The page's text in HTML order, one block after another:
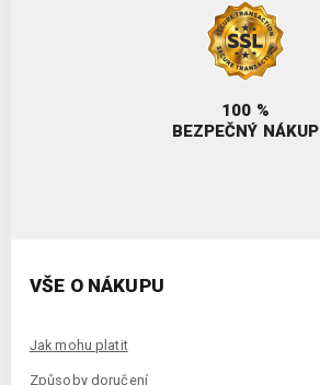
100 %
BEZPEČNÝ NÁKUP
VŠE O NÁKUPU
Jak mohu platit
Způsoby doručení